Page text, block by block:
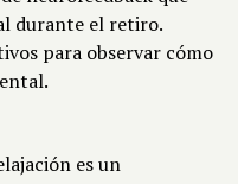
durante el retiro.
para observar cómo
es un